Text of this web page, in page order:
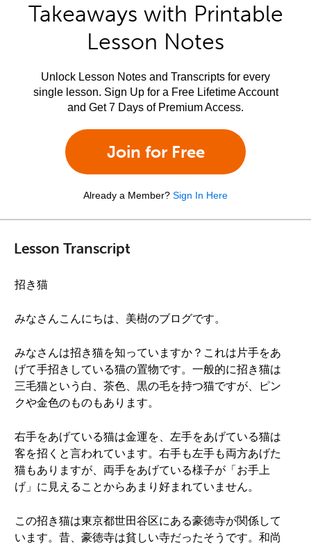
Takeaways with Printable
Lesson Notes
Unlock Lesson Notes and Transcripts for every
single lesson. Sign Up for a Free Lifetime Account
and Get 7 Days of Premium Access.
Join for Free
Already a Member? Sign In Here
Lesson Transcript
招き猫
みなさんこんにちは、美樹のブログです。
みなさんは招き猫を知っていますか？これは片手をあ
げて手招きしている猫の置物です。一般的に招き猫は
三毛猫という白、茶色、黒の毛を持つ猫ですが、ピン
クや金色のものもあります。
右手をあげている猫は金運を、左手をあげている猫は
客を招くと言われています。右手も左手も両方あげた
猫もありますが、両手をあげている様子が「お手上
げ」に見えることからあまり好まれていません。
この招き猫は東京都世田谷区にある豪徳寺が関係して
います。昔、豪徳寺は貧しい寺だったそうです。和尚